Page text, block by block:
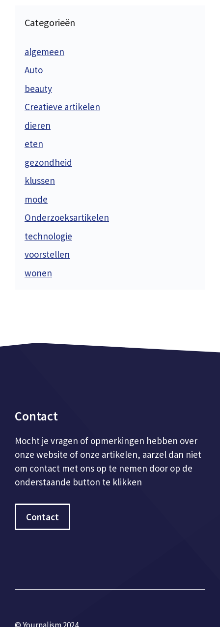
Categorieën
algemeen
Auto
beauty
Creatieve artikelen
dieren
eten
gezondheid
klussen
mode
Onderzoeksartikelen
technologie
voorstellen
wonen
Contact
Mocht je vragen of opmerkingen hebben over
onze website of onze artikelen, aarzel dan niet
om contact met ons op te nemen door op de
onderstaande button te klikken
Contact